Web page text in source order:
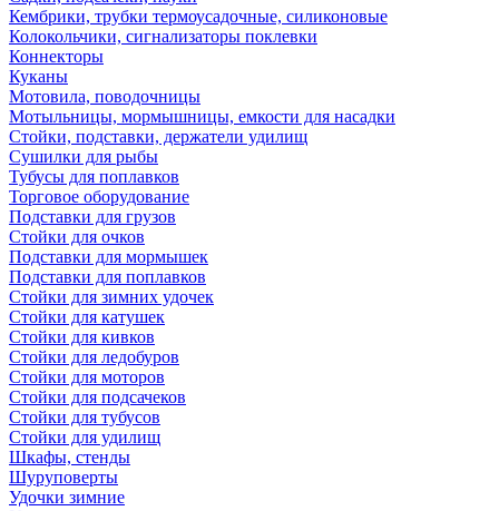
Кембрики, трубки термоусадочные, силиконовые
Колокольчики, сигнализаторы поклевки
Коннекторы
Куканы
Мотовила, поводочницы
Мотыльницы, мормышницы, емкости для насадки
Стойки, подставки, держатели удилищ
Сушилки для рыбы
Тубусы для поплавков
Торговое оборудование
Подставки для грузов
Стойки для очков
Подставки для мормышек
Подставки для поплавков
Стойки для зимних удочек
Стойки для катушек
Стойки для кивков
Стойки для ледобуров
Стойки для моторов
Стойки для подсачеков
Стойки для тубусов
Стойки для удилищ
Шкафы, стенды
Шуруповерты
Удочки зимние